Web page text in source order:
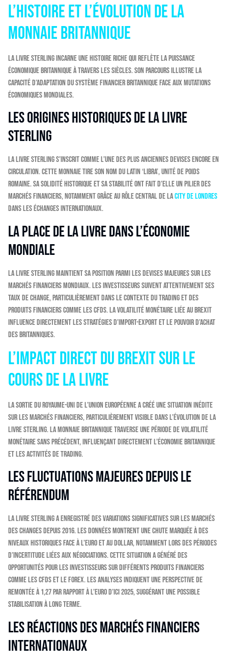
L’histoire et l’évolution de la
monnaie britannique
La livre sterling incarne une histoire riche qui reflète la puissance
économique britannique à travers les siècles. Son parcours illustre la
capacité d’adaptation du système financier britannique face aux mutations
économiques mondiales.
Les origines historiques de la livre
sterling
La livre sterling s’inscrit comme l’une des plus anciennes devises encore en
circulation. Cette monnaie tire son nom du latin ‘libra’, unité de poids
romaine. Sa solidité historique et sa stabilité ont fait d’elle un pilier des
marchés financiers, notamment grâce au rôle central de laCity de Londres
dans les échanges internationaux.
La place de la livre dans l’économie
mondiale
La livre sterling maintient sa position parmi les devises majeures sur les
marchés financiers mondiaux. Les investisseurs suivent attentivement ses
taux de change, particulièrement dans le contexte du trading et des
produits financiers comme les CFDs. La volatilité monétaire liée au Brexit
influence directement les stratégies d’import-export et le pouvoir d’achat
des britanniques.
L’impact direct du Brexit sur le
cours de la livre
La sortie du Royaume-Uni de l’Union européenne a créé une situation inédite
sur les marchés financiers, particulièrement visible dans l’évolution de la
livre sterling. La monnaie britannique traverse une période de volatilité
monétaire sans précédent, influençant directement l’économie britannique
et les activités de trading.
Les fluctuations majeures depuis le
référendum
La livre sterling a enregistré des variations significatives sur les marchés
des changes depuis 2016. Les données montrent une chute marquée à des
niveaux historiques face à l’euro et au dollar, notamment lors des périodes
d’incertitude liées aux négociations. Cette situation a généré des
opportunités pour les investisseurs sur différents produits financiers
comme les CFDs et le Forex. Les analyses indiquent une perspective de
remontée à 1,27 par rapport à l’euro d’ici 2025, suggérant une possible
stabilisation à long terme.
Les réactions des marchés financiers
internationaux